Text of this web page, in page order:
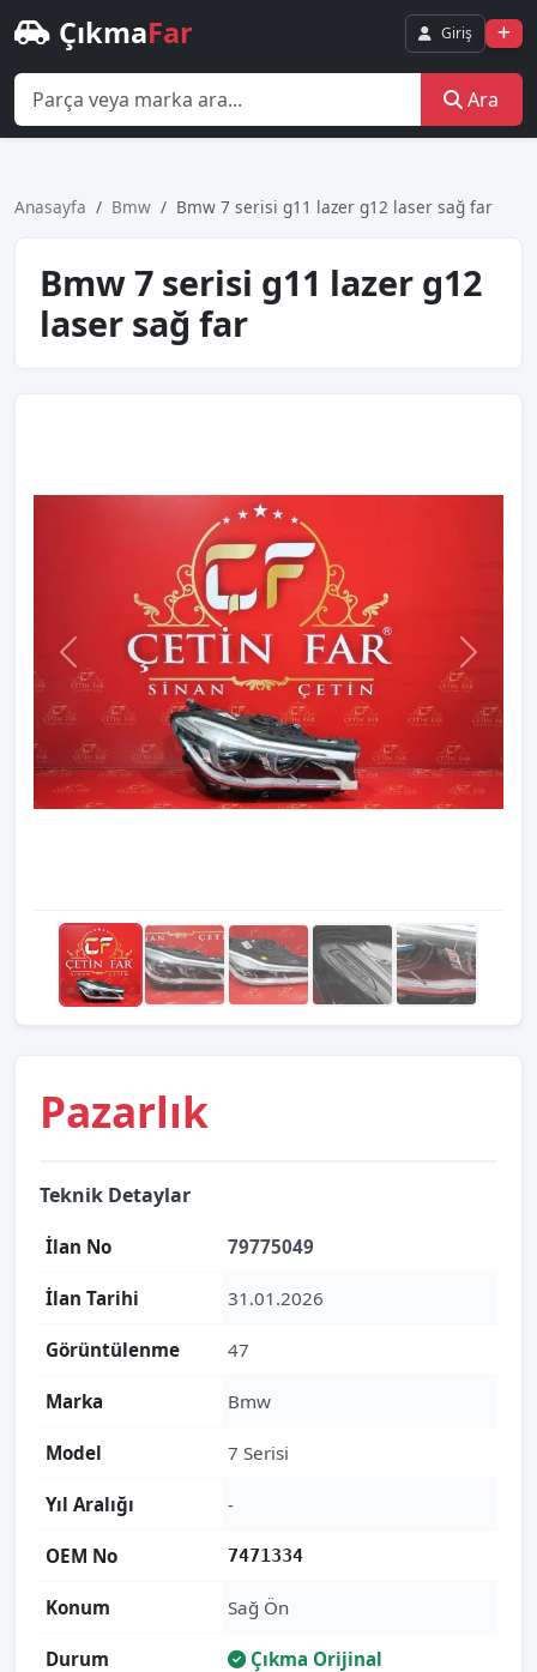
ÇıkmaFar Giriş
Ara
Anasayfa Bmw Bmw 7 serisi g11 lazer g12 laser sağ far
Bmw 7 serisi g11 lazer g12
laser sağ far
Pazarlık
Teknik Detaylar
İlan No 79775049
İlan Tarihi 31.01.2026
Görüntülenme 47
Marka Bmw
Model 7 Serisi
Yıl Aralığı -
OEM No 7471334
Konum Sağ Ön
Durum Çıkma Orijinal